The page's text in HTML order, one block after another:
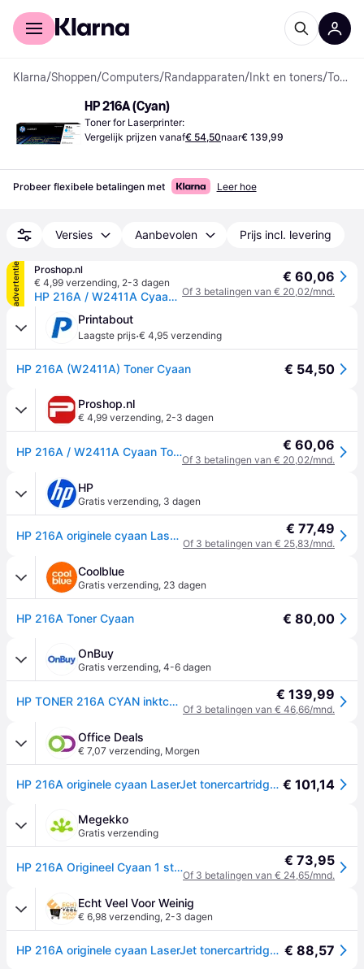
Voor shoppers
Klarna/Shoppen/Computers/Randapparaten/ Inkt en toners/ Toner Cartridges
HP 216A (Cyan)
Toner for Laserprinter:
Vergelijk prijzen vanaf€ 54,50naar€ 139,99
Probeer flexibele betalingen met Leer hoe
Versies Aanbevolen Prijs incl. levering
advertentie
Proshop.nl
€ 4,99 verzending, 2-3 dagen
HP 216A / W2411A Cyaan Toner
€ 60,06
Of 3 betalingen van € 20,02/mnd.
Printabout
Laagste prijs·€ 4,95 verzending
HP 216A (W2411A) Toner Cyaan € 54,50
Proshop.nl
€ 4,99 verzending, 2-3 dagen
HP 216A / W2411A Cyaan Toner € 60,06
Of 3 betalingen van € 20,02/mnd.
HP
Gratis verzending, 3 dagen
HP 216A originele cyaan LaserJet tonercartridge € 77,49
Of 3 betalingen van € 25,83/mnd.
Coolblue
Gratis verzending, 23 dagen
HP 216A Toner Cyaan € 80,00
OnBuy
Gratis verzending, 4-6 dagen
HP TONER 216A CYAN inktcartridge € 139,99
Of 3 betalingen van € 46,66/mnd.
Office Deals
€ 7,07 verzending, Morgen
HP 216A originele cyaan LaserJet tonercartridge (W2411A) € 101,14
Megekko
Gratis verzending
HP 216A Origineel Cyaan 1 stuk(s) € 73,95
Of 3 betalingen van € 24,65/mnd.
Echt Veel Voor Weinig
€ 6,98 verzending, 2-3 dagen
HP 216A originele cyaan LaserJet tonercartridge (W2411A) voor HP Color LaserJet Pro MFP M182 / M183 € 88,57